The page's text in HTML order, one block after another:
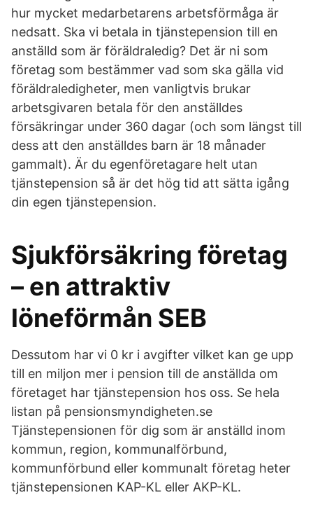
hur mycket medarbetarens arbetsförmåga är
nedsatt. Ska vi betala in tjänstepension till en
anställd som är föräldraledig? Det är ni som
företag som bestämmer vad som ska gälla vid
föräldraledigheter, men vanligtvis brukar
arbetsgivaren betala för den anställdes
försäkringar under 360 dagar (och som längst till
dess att den anställdes barn är 18 månader
gammalt). Är du egenföretagare helt utan
tjänstepension så är det hög tid att sätta igång
din egen tjänstepension.
Sjukförsäkring företag
– en attraktiv
löneförmån SEB
Dessutom har vi 0 kr i avgifter vilket kan ge upp
till en miljon mer i pension till de anställda om
företaget har tjänstepension hos oss. Se hela
listan på pensionsmyndigheten.se
Tjänstepensionen för dig som är anställd inom
kommun, region, kommunalförbund,
kommunförbund eller kommunalt företag heter
tjänstepensionen KAP-KL eller AKP-KL.